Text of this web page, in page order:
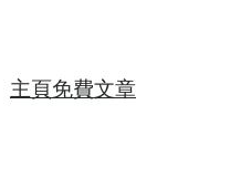
主頁免費文章